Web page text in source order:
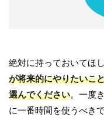
絶対に持っておいてほ
が将来的にやりたいこ
選んでください。一度
に一番時間を使うべきで